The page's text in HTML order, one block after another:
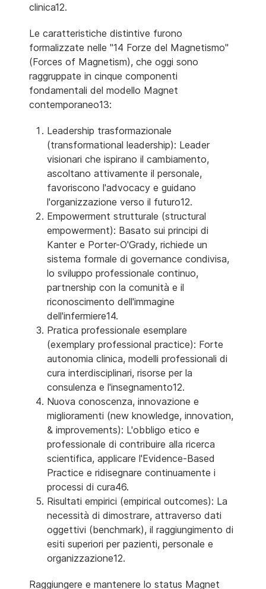
clinica12.
Le caratteristiche distintive furono
formalizzate nelle "14 Forze del Magnetismo"
(Forces of Magnetism), che oggi sono
raggruppate in cinque componenti
fondamentali del modello Magnet
contemporaneo13:
Leadership trasformazionale
(transformational leadership): Leader
visionari che ispirano il cambiamento,
ascoltano attivamente il personale,
favoriscono l'advocacy e guidano
l'organizzazione verso il futuro12.
Empowerment strutturale (structural
empowerment): Basato sui principi di
Kanter e Porter-O'Grady, richiede un
sistema formale di governance condivisa,
lo sviluppo professionale continuo,
partnership con la comunità e il
riconoscimento dell'immagine
dell'infermiere14.
Pratica professionale esemplare
(exemplary professional practice): Forte
autonomia clinica, modelli professionali di
cura interdisciplinari, risorse per la
consulenza e l'insegnamento12.
Nuova conoscenza, innovazione e
miglioramenti (new knowledge, innovation,
& improvements): L'obbligo etico e
professionale di contribuire alla ricerca
scientifica, applicare l'Evidence-Based
Practice e ridisegnare continuamente i
processi di cura46.
Risultati empirici (empirical outcomes): La
necessità di dimostrare, attraverso dati
oggettivi (benchmark), il raggiungimento di
esiti superiori per pazienti, personale e
organizzazione12.
Raggiungere e mantenere lo status Magnet